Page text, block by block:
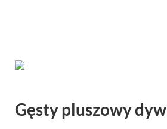
Gęsty pluszowy